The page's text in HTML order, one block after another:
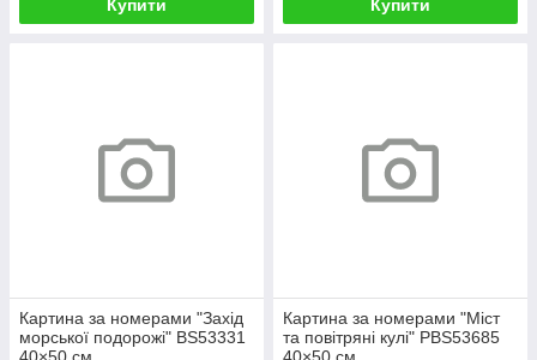
Купити Купити
Картина за номерами "Захід
морської подорожі" BS53331
Картина за номерами "Міст
та повітряні кулі" PBS53685